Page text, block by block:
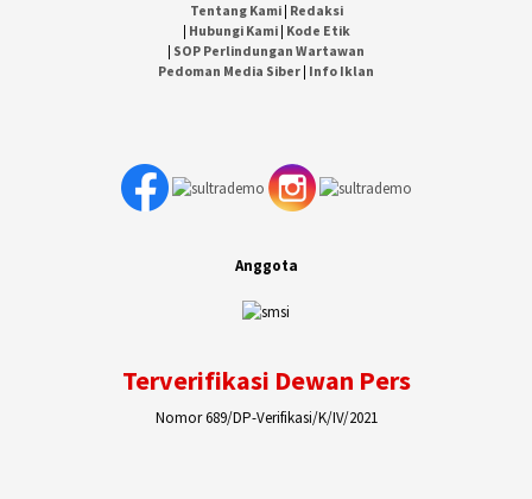
Tentang Kami| Redaksi
| Hubungi Kami| Kode Etik
| SOP Perlindungan Wartawan
Pedoman Media Siber | Info Iklan
Anggota
Terverifikasi Dewan Pers
Nomor 689/DP-Verifikasi/K/IV/2021